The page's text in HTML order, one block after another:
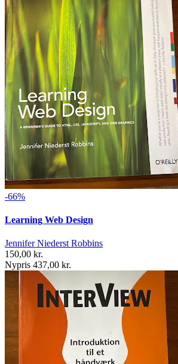
-66%
Learning Web Design
Jennifer Niederst Robbins
150,00 kr.
Nypris 437,00 kr.